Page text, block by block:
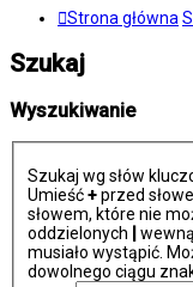
Strona główna
Szukaj
Wyszukiwanie
Szukaj wg słów
Umieść+przed
słowem, które nie
oddzielonych
musiało wystąpić.
dowolnego ciągu